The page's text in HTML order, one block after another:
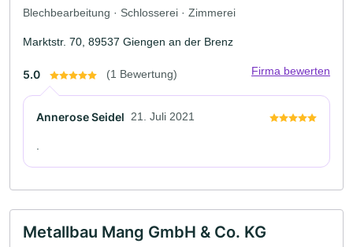
Blechbearbeitung · Schlosserei · Zimmerei
Marktstr. 70, 89537 Giengen an der Brenz
5.0 (1 Bewertung) Firma bewerten
Annerose Seidel 21. Juli 2021
Metallbau Mang GmbH & Co. KG